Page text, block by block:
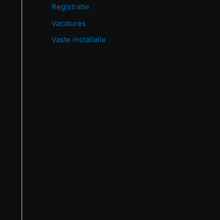
Registratie
Vacatures
Vaste installatie